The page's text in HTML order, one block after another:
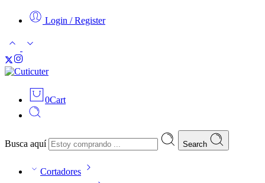
Login / Register
0Cart
Busca aquí Search
Cortadores